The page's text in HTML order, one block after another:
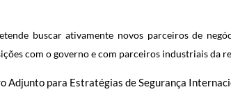
buscar ativamente novos parceiros de
com o governo e com parceiros industriais da
Adjunto para Estratégias de Segurança